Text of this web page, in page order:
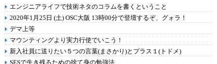
エンジニアライフで技術ネタのコラムを書くということ
2020年1月25日 (土) OSC大阪 13時00分で登壇するぞ、グォラ！
デマ上等
マウンティングより実力行使でいこう！
新入社員に送りたい５つの言葉(まさかり)とプラス１(トドメ)
SESで生き残るための捨て身の勉強法